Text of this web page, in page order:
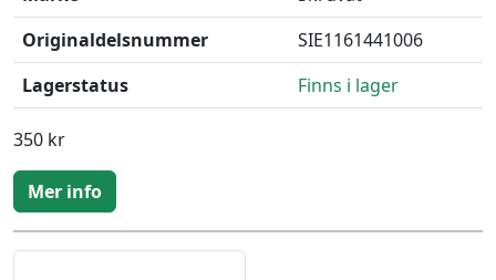
Originaldelsnummer
SIE1161441006
Lagerstatus
Finns i lager
350 kr
Mer info